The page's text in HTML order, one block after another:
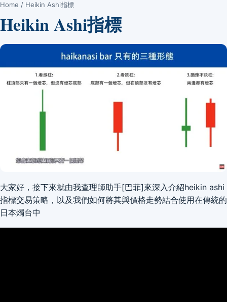
Home / Heikin Ashi指標
Heikin Ashi指標
大家好，接下來就由我查理師助手[巴菲]來深入介紹heikin ashi
指標交易策略，以及我們如何將其與價格走勢結合使用在傳統的
日本燭台中